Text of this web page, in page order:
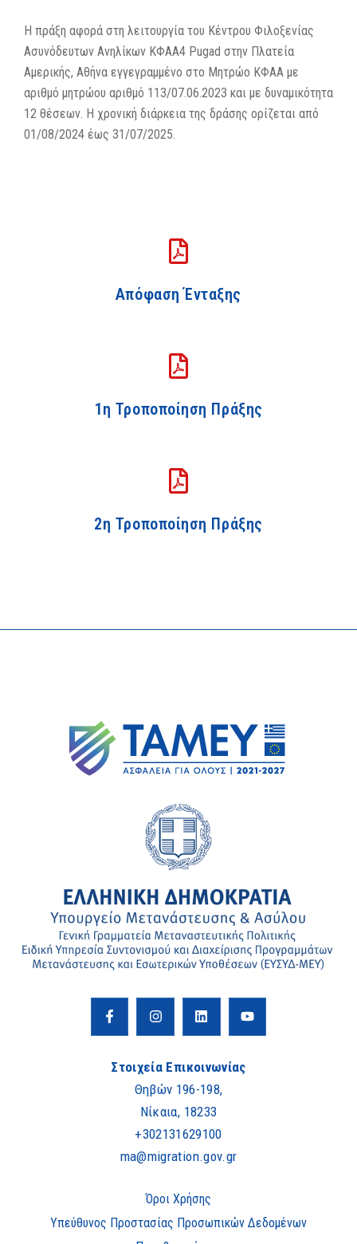
Η πράξη αφορά στη λειτουργία του Κέντρου Φιλοξενίας
Ασυνόδευτων Ανηλίκων ΚΦΑΑ4 Pugad στην Πλατεία
Αμερικής, Αθήνα εγγεγραμμένο στο Μητρώο ΚΦΑΑ με
αριθμό μητρώου αριθμό 113/07.06.2023 και με δυναμικότητα
12 θέσεων. Η χρονική διάρκεια της δράσης ορίζεται από
01/08/2024 έως 31/07/2025.
Απόφαση Ένταξης
1η Τροποποίηση Πράξης
2η Τροποποίηση Πράξης
Στοιχεία Επικοινωνίας
Θηβών 196-198,
Νίκαια, 18233
+302131629100
ma@migration.gov.gr
Όροι Χρήσης
Υπεύθυνος Προστασίας Προσωπικών Δεδομένων